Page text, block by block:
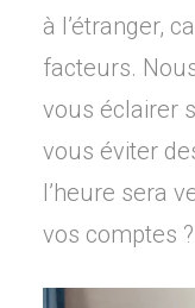
à l’étranger,
facteurs.
vous éclairer
vous éviter
l’heure sera
vos comptes